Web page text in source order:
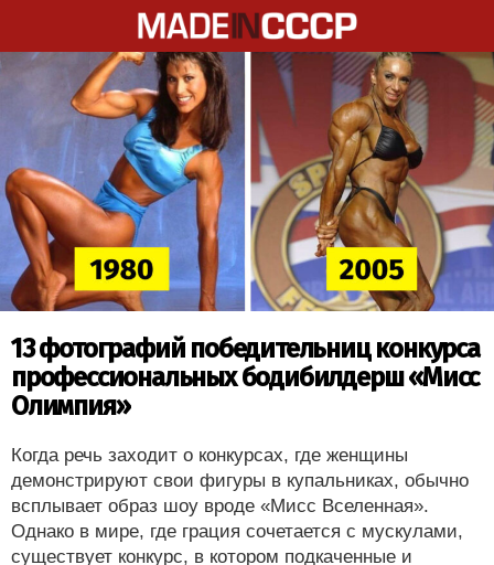
13 фотографий победительниц конкурса
профессиональных бодибилдерш «Мисс
Олимпия»
Когда речь заходит о конкурсах, где женщины
демонстрируют свои фигуры в купальниках, обычно
всплывает образ шоу вроде «Мисс Вселенная».
Однако в мире, где грация сочетается с мускулами,
существует конкурс, в котором подкаченные и